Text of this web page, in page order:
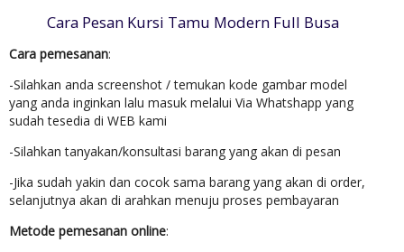
Cara Pesan Kursi Tamu Modern Full Busa
Cara pemesanan:
-Silahkan anda screenshot / temukan kode gambar model
yang anda inginkan lalu masuk melalui Via Whatshapp yang
sudah tesedia di WEB kami
-Silahkan tanyakan/konsultasi barang yang akan di pesan
-Jika sudah yakin dan cocok sama barang yang akan di order,
selanjutnya akan di arahkan menuju proses pembayaran
Metode pemesanan online: